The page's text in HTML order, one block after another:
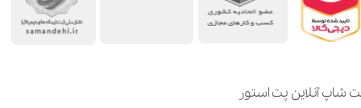
شاپ آنلاین پت استور